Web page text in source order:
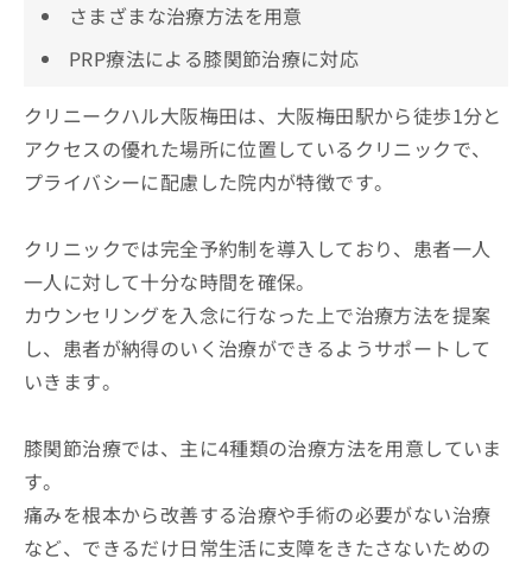
さまざまな治療方法を用意
PRP療法による膝関節治療に対応
クリニークハル大阪梅田は、大阪梅田駅から徒歩1分と
アクセスの優れた場所に位置しているクリニックで、
プライバシーに配慮した院内が特徴です。
クリニックでは完全予約制を導入しており、患者一人
一人に対して十分な時間を確保。
カウンセリングを入念に行なった上で治療方法を提案
し、患者が納得のいく治療ができるようサポートして
いきます。
膝関節治療では、主に4種類の治療方法を用意していま
す。
痛みを根本から改善する治療や手術の必要がない治療
など、できるだけ日常生活に支障をきたさないための